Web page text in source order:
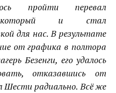
пройти перевал
который и стал
для нас. В результате
от графика в полтора
Безенги, его удалось
отказавшись от
Шести радиально. Всё же